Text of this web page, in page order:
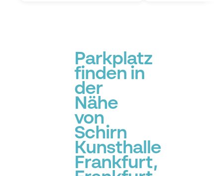
Parkplatz
finden in
der
Nähe
von
Schirn
Kunsthalle
Frankfurt,